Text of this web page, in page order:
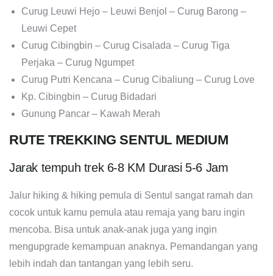
Curug Leuwi Hejo – Leuwi Benjol – Curug Barong –
Leuwi Cepet
Curug Cibingbin – Curug Cisalada – Curug Tiga
Perjaka – Curug Ngumpet
Curug Putri Kencana – Curug Cibaliung – Curug Love
Kp. Cibingbin – Curug Bidadari
Gunung Pancar – Kawah Merah
RUTE TREKKING SENTUL MEDIUM
Jarak tempuh trek 6-8 KM Durasi 5-6 Jam
Jalur hiking & hiking pemula di Sentul sangat ramah dan
cocok untuk kamu pemula atau remaja yang baru ingin
mencoba. Bisa untuk anak-anak juga yang ingin
mengupgrade kemampuan anaknya. Pemandangan yang
lebih indah dan tantangan yang lebih seru.